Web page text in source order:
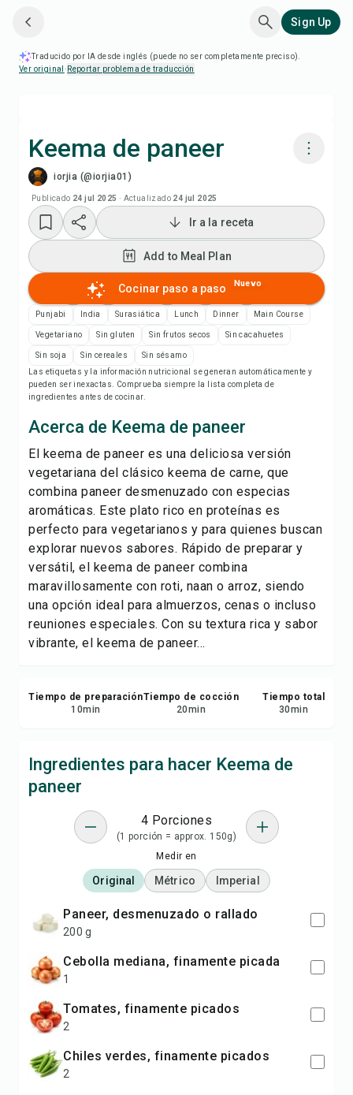
Sign Up
Traducido por IA desde inglés (puede no ser completamente preciso).
Ver original · Reportar problema de traducción
Keema de paneer
iorjia (@iorjia01)
Publicado 24 jul 2025 · Actualizado 24 jul 2025
Add to Meal Plan
Add to Shopping List
Notas de la receta
Imprimir receta
Ir a la receta
Add to Meal Plan
Cocinar paso a paso Nuevo
Punjabi India Surasiática Lunch Dinner Main Course
Vegetariano Sin gluten Sin frutos secos Sin cacahuetes
Sin soja Sin cereales
Sin sésamo
Las etiquetas y la información nutricional se generan automáticamente y
pueden ser inexactas. Comprueba siempre la lista completa de
ingredientes antes de cocinar.
Acerca de Keema de paneer
El keema de paneer es una deliciosa versión
vegetariana del clásico keema de carne, que
combina paneer desmenuzado con especias
aromáticas. Este plato rico en proteínas es
perfecto para vegetarianos y para quienes buscan
explorar nuevos sabores. Rápido de preparar y
versátil, el keema de paneer combina
maravillosamente con roti, naan o arroz, siendo
una opción ideal para almuerzos, cenas o incluso
reuniones especiales. Con su textura rica y sabor
vibrante, el keema de paneer...
Tiempo de preparación
10min
Tiempo de cocción
20min
Tiempo total
30min
Ingredientes para hacer Keema de
paneer
4 Porciones
(1 porción = approx. 150g)
Medir en
Original Métrico Imperial
paneer, desmenuzado o rallado
200 g
cebolla mediana, finamente picada
1
tomates, finamente picados
2
chiles verdes, finamente picados
2